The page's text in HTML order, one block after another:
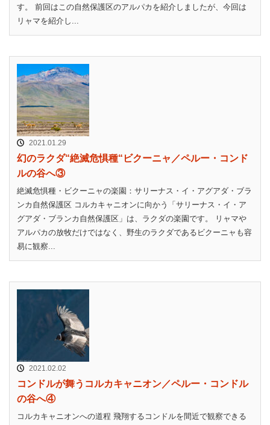
す。 前回はこの自然保護区のアルパカを紹介しましたが、今回は
リャマを紹介し...
2021.01.29
幻のラクダ“絶滅危惧種“ビクーニャ／ペルー・コンド
ルの谷へ③
絶滅危惧種・ビクーニャの楽園：サリーナス・イ・アグアダ・ブラ
ンカ自然保護区 コルカキャニオンに向かう「サリーナス・イ・ア
グアダ・ブランカ自然保護区」は、ラクダの楽園です。 リャマや
アルパカの放牧だけではなく、野生のラクダであるビクーニャも容
易に観察...
2021.02.02
コンドルが舞うコルカキャニオン／ペルー・コンドル
の谷へ④
コルカキャニオンへの道程 飛翔するコンドルを間近で観察できる